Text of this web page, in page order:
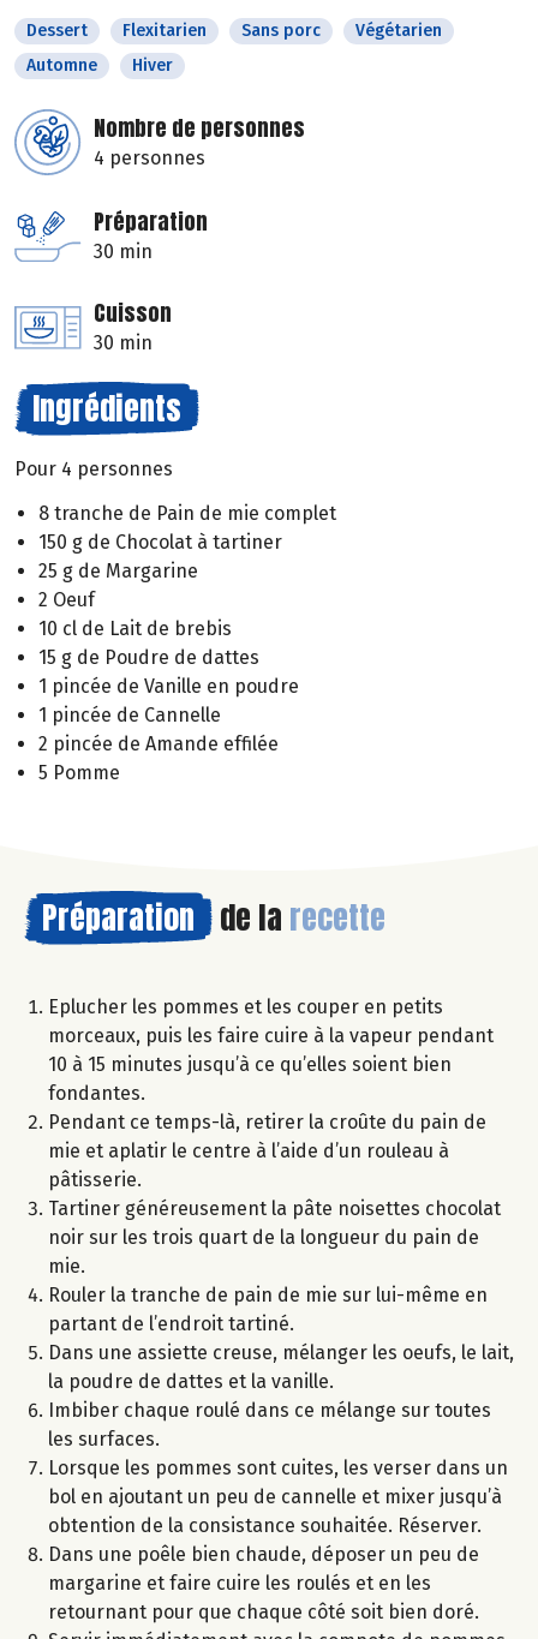
Dessert Flexitarien Sans porc
Végétarien
Automne
Hiver
Nombre de personnes
4 personnes
Préparation
30 min
Cuisson
30 min
Ingrédients
Pour 4 personnes
8 tranche de Pain de mie complet
150 g de Chocolat à tartiner
25 g de Margarine
2 Oeuf
10 cl de Lait de brebis
15 g de Poudre de dattes
1 pincée de Vanille en poudre
1 pincée de Cannelle
2 pincée de Amande effilée
5 Pomme
Préparation de la recette
Eplucher les pommes et les couper en petits
morceaux, puis les faire cuire à la vapeur pendant
10 à 15 minutes jusqu’à ce qu’elles soient bien
fondantes.
Pendant ce temps-là, retirer la croûte du pain de
mie et aplatir le centre à l’aide d’un rouleau à
pâtisserie.
Tartiner généreusement la pâte noisettes chocolat
noir sur les trois quart de la longueur du pain de
mie.
Rouler la tranche de pain de mie sur lui-même en
partant de l’endroit tartiné.
Dans une assiette creuse, mélanger les oeufs, le lait,
la poudre de dattes et la vanille.
Imbiber chaque roulé dans ce mélange sur toutes
les surfaces.
Lorsque les pommes sont cuites, les verser dans un
bol en ajoutant un peu de cannelle et mixer jusqu’à
obtention de la consistance souhaitée. Réserver.
Dans une poêle bien chaude, déposer un peu de
margarine et faire cuire les roulés et en les
retournant pour que chaque côté soit bien doré.